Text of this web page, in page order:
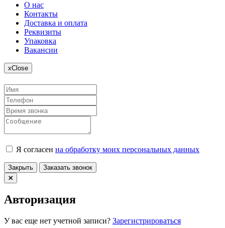
О нас
Контакты
Доставка и оплата
Реквизиты
Упаковка
Вакансии
xClose
Я согласен на обработку моих персональных данных
Закрыть Заказать звонок
Авторизация
У вас еще нет учетной записи? Зарегистрироваться